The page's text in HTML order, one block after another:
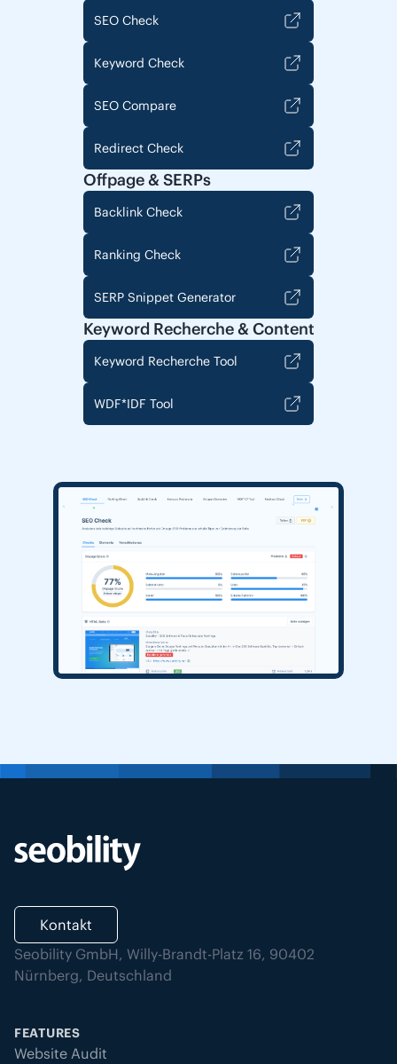
SEO Check
Keyword Check
SEO Compare
Redirect Check
Offpage & SERPs
Backlink Check
Ranking Check
SERP Snippet Generator
Keyword Recherche & Content
Keyword Recherche Tool
WDF*IDF Tool
Kontakt
Seobility GmbH, Willy-Brandt-Platz 16, 90402
Nürnberg, Deutschland
FEATURES
Website Audit